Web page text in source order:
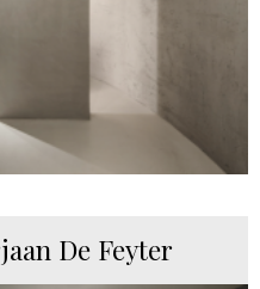
De Feyter